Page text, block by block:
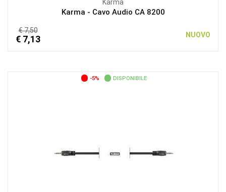
Karma
Karma - Cavo Audio CA 8200
€ 7,50
€ 7,13 NUOVO
-5% DISPONIBILE